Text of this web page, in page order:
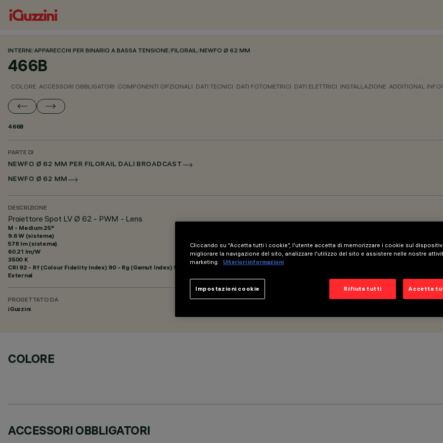
INTERNI/APPARECCHI PER BINARIO A BASSA TENSIONE/FILORAIL/NEWFO Ø 62 MM
466B
COLORE ACCESSORI OBBLIGATORI COMPONENTI OPZIONALI DATI TECNICI DATI FOTOMETRICI DATI ELETTRICI INSTALLAZIONE ADDITIONAL
466B
PARTE DI
NEWFO Ø 62 MM PER FILORAIL DALI BROADCAST
NEWFO Ø 62 MM
DESCRIZIONE
Proiettore Spot LV Ø 62 - PWM - Lens
M - Medium 25°
9.6 W (sistema)
578 lm (sistema)
60.21 lm/W
3500 K
CRI 92 - Rf (Colour Fidelity Index) 90 - Rg (Gamut Index) 98
External
PROGETTATO DA
iGuzzini
COLORE
ACCESSORI OBBLIGATORI
Cliccando su “Accetta tutti i cookie”, l'utente accetta di memorizzare i cookie sul
migliorare la navigazione del sito, analizzare l'utilizzo del sito e assistere nelle nostre
marketing.
Ulteriori informazioni
Rifiuta tutti Accetta
Impostazioni cookie